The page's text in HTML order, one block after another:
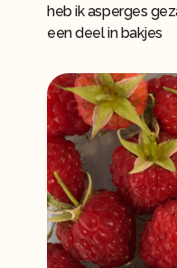
heb ik asperges
een deel in bakjes